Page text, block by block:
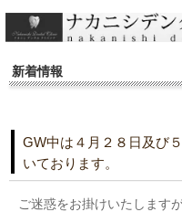
新着情報
GW中は４月２８日及び
いております。
ご迷惑をお掛けいたします